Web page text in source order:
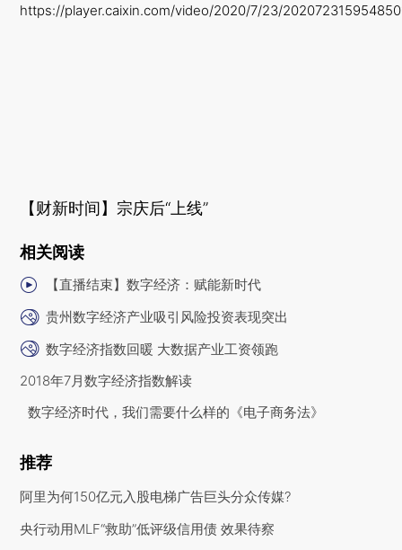
https://player.caixin.com/video/2020/7/23/
【财新时间】宗庆后“上线”
相关阅读
【直播结束】数字经济：赋能新时代
贵州数字经济产业吸引风险投资表现突出
数字经济指数回暖 大数据产业工资领跑
2018年7月数字经济指数解读
数字经济时代，我们需要什么样的《电子商务法》
推荐
阿里为何150亿元入股电梯广告巨头分众传媒?
央行动用MLF“救助”低评级信用债 效果待察